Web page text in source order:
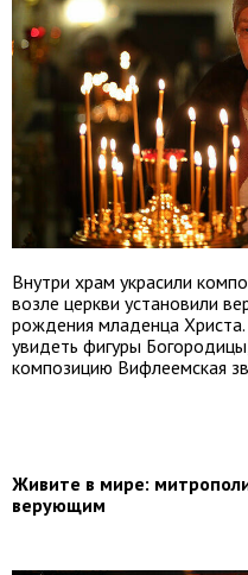
Внутри храм украсили
возле церкви установили
рождения младенца
увидеть фигуры
композицию Вифлеемская
Живите в мире:
верующим